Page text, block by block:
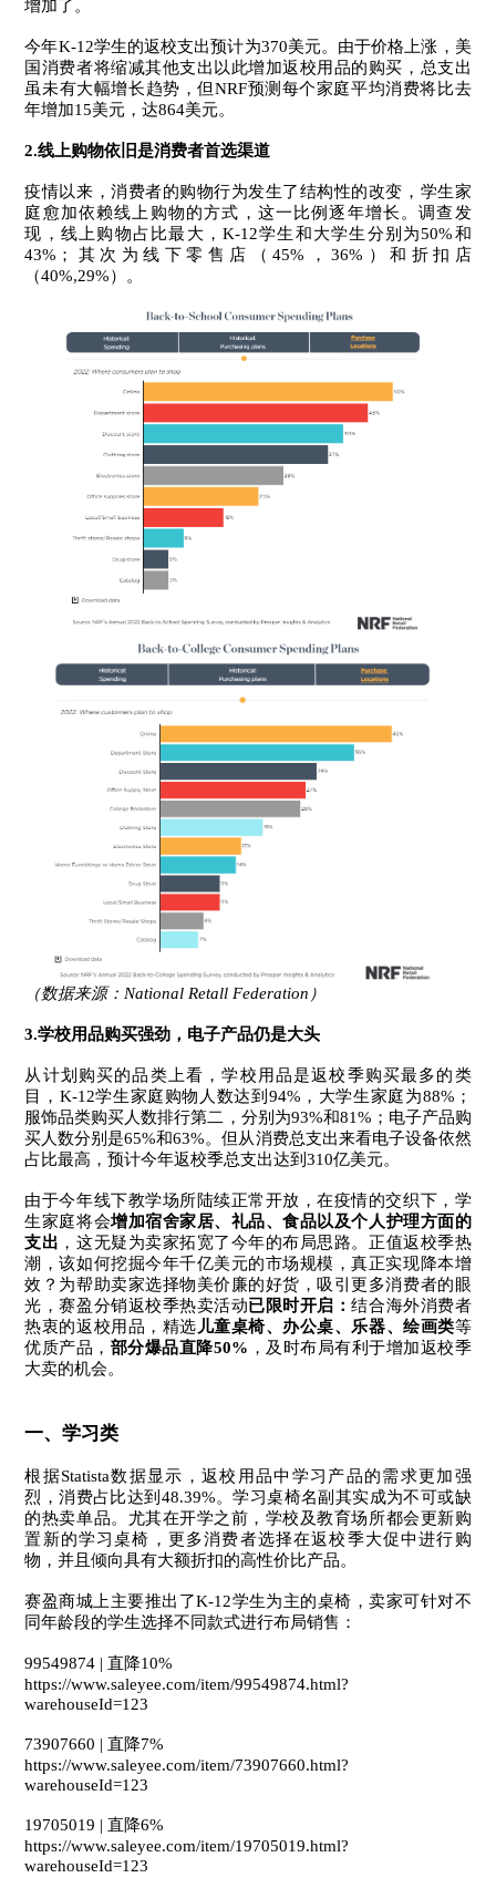
增加了。
今年K-12学生的返校支出预计为370美元。由于价格上涨，美
国消费者将缩减其他支出以此增加返校用品的购买，总支出
虽未有大幅增长趋势，但NRF预测每个家庭平均消费将比去
年增加15美元，达864美元。
2.线上购物依旧是消费者首选渠道
疫情以来，消费者的购物行为发生了结构性的改变，学生家
庭愈加依赖线上购物的方式，这一比例逐年增长。调查发
现，线上购物占比最大，K-12学生和大学生分别为50%和
43%；其次为线下零售店（45%，36%）和折扣店
（40%,29%）。
（数据来源：National Retall Federation）
3.学校用品购买强劲，电子产品仍是大头
从计划购买的品类上看，学校用品是返校季购买最多的类
目，K-12学生家庭购物人数达到94%，大学生家庭为88%；
服饰品类购买人数排行第二，分别为93%和81%；电子产品购
买人数分别是65%和63%。但从消费总支出来看电子设备依然
占比最高，预计今年返校季总支出达到310亿美元。
由于今年线下教学场所陆续正常开放，在疫情的交织下，学
生家庭将会增加宿舍家居、礼品、食品以及个人护理方面的
支出 ，这无疑为卖家拓宽了今年的布局思路。 正值返校季热
潮，该如何挖掘今年千亿美元的市场规模，真正实现降本增
效？为帮助卖家选择物美价廉的好货，吸引更多消费者的眼
光，赛盈分销返校季热卖活动已限时开启：结合海外消费者
热衷的返校用品，精选 儿童桌椅、办公桌、乐器、绘画类等
优质产品， 部分爆品直降50% ，及时布局有利于增加返校季
大卖的机会。
一、学习类
根据Statista数据显示，返校用品中学习产品的需求更加强
烈，消费占比达到48.39%。学习桌椅名副其实成为不可或缺
的热卖单品。 尤其在开学之前，学校及教育场所都会更新购
置新的学习桌椅，更多消费者选择在返校季大促中进行购
物，并且倾向具有大额折扣的高性价比产品。
赛盈商城上主要推出了K-12学生为主的桌椅，卖家可针对不
同年龄段的学生选择不同款式进行布局销售：
99549874 | 直降10%
https://www.saleyee.com/item/99549874.html?
warehouseId=123
73907660 | 直降7%
https://www.saleyee.com/item/73907660.html?
warehouseId=123
19705019 | 直降6%
https://www.saleyee.com/item/19705019.html?
warehouseId=123